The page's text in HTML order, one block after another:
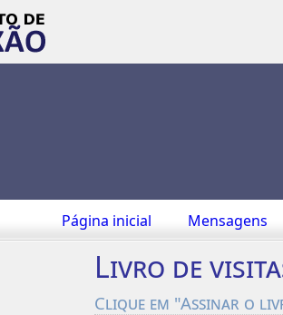
Página inicial Mensagens
Livro de
Clique em "Assinar o